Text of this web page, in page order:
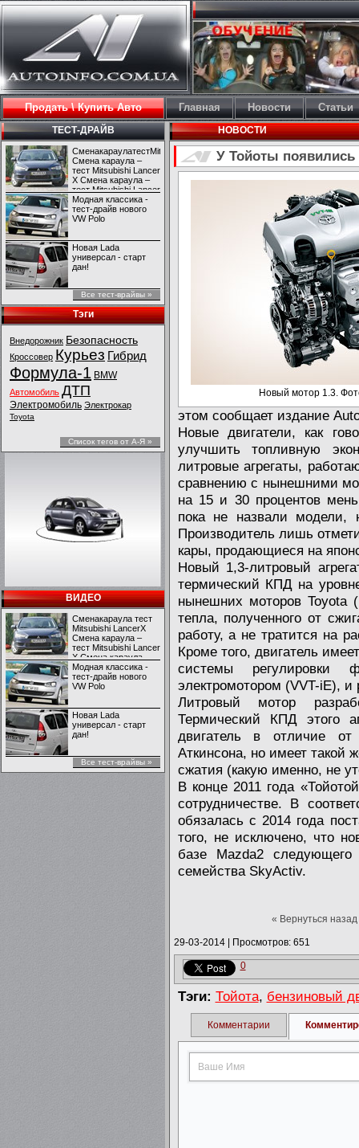
Продать \ Купить Авто Главная Новости Статьи
ТЕСТ-ДРАЙВ
СменакараулатестMitsubishiLancerX
Смена караула –
тест Mitsubishi Lancer
X Смена караула –
тест Mitsubishi Lancer
X
Модная классика -
тест-драйв нового
VW Polo
Новая Lada
универсал - старт
дан!
Все тест-врайвы »
Тэги
Внедорожник Безопасность
Кроссовер Курьез Гибрид
Формула-1 BMW
Автомобиль ДТП
Электромобиль Электрокар
Toyota
Список тегов от А-Я »
ВИДЕО
Сменакараула тест
Mitsubishi LancerX
Смена караула –
тест Mitsubishi Lancer
X Смена караула –
тест Mitsubishi Lancer
X
Модная классика -
тест-драйв нового
VW Polo
Новая Lada
универсал - старт
дан!
Все тест-врайвы »
НОВОСТИ
У Тойоты
Новый мотор 1.3.
этом сообщает издание
Новые двигатели, как
улучшить топливную
литровые агрегаты,
сравнению с нынешними
на 15 и 30 процентов
пока не назвали модели,
Производитель лишь
кары, продающиеся на
Новый 1,3-литровый
термический КПД на
нынешних моторов Toyota
тепла, полученного от
работу, а не тратится на
Кроме того, двигатель
системы регулировки
электромотором (VVT-iE), и
Литровый мотор
Термический КПД этого
двигатель в отличие
Аткинсона, но имеет такой
сжатия (какую именно, не
В конце 2011 года
сотрудничестве. В
обязалась с 2014 года
того, не исключено, что
базе Mazda2 следующего
семейства SkyActiv.
« Вернуться назад
29-03-2014| Просмотров: 651
0
Тэги: Тойота, бензиновый
Комментарии